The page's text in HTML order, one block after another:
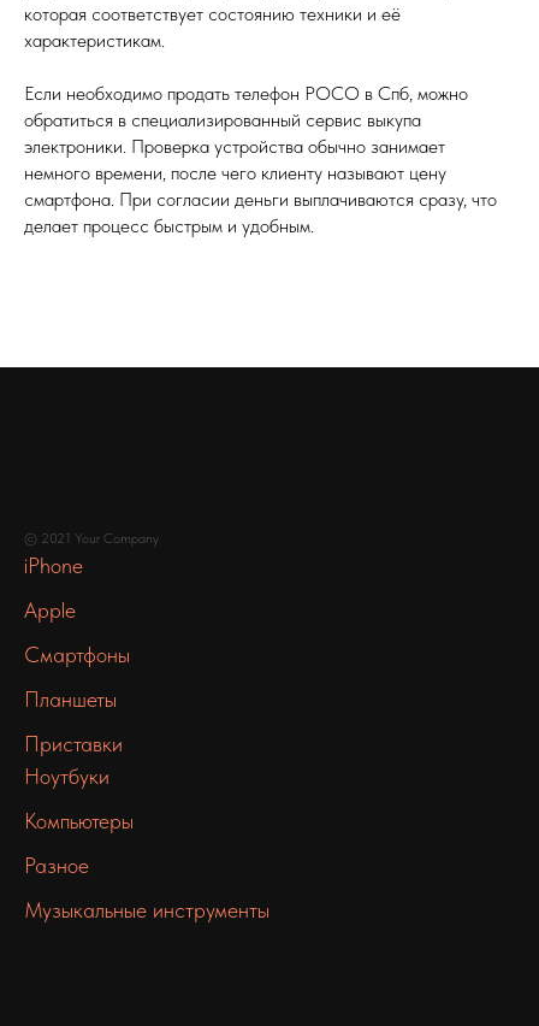
которая соответствует состоянию техники и её
характеристикам.
Если необходимо продать телефон POCO в Спб, можно
обратиться в специализированный сервис выкупа
электроники. Проверка устройства обычно занимает
немного времени, после чего клиенту называют цену
смартфона. При согласии деньги выплачиваются сразу, что
делает процесс быстрым и удобным.
© 2021 Your Company
iPhone
Apple
Смартфоны
Планшеты
Приставки
Ноутбуки
Компьютеры
Разное
Музыкальные инструменты